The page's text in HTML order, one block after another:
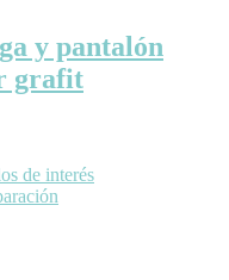
y pantalón
grafit
de interés